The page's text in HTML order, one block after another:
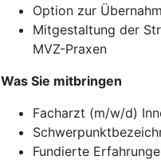
Option zur
Mitgestaltung der
MVZ-Praxen
Was Sie mitbringen
Facharzt (m/w/d)
Fundierte